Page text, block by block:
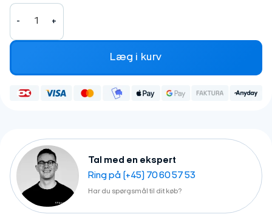
Tannus Armour 26x4 - Punkteringsbeskyttende indlæg antal
Læg i kurv
Tal med en ekspert
Ring på (+45) 70 60 57 53
Har du spørgsmål til dit køb?